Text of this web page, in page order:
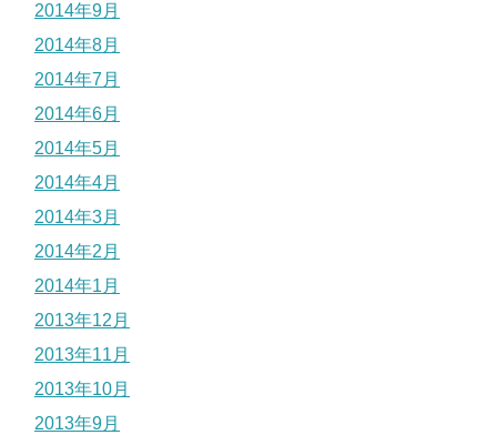
2014年9月
2014年8月
2014年7月
2014年6月
2014年5月
2014年4月
2014年3月
2014年2月
2014年1月
2013年12月
2013年11月
2013年10月
2013年9月